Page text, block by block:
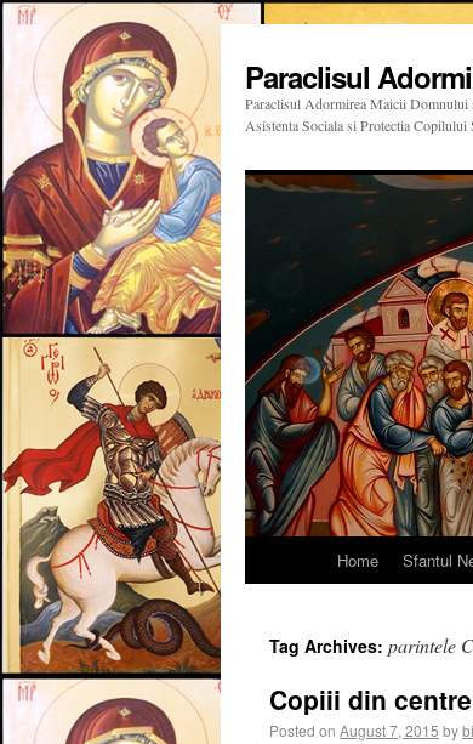
Paraclisul
Paraclisul Adormirea Maicii Domnului
Asistenta Sociala si Protectia Copilului
Home Sfantul
Tag Archives: parintele
Copiii din
Posted on August 7, 2015 by